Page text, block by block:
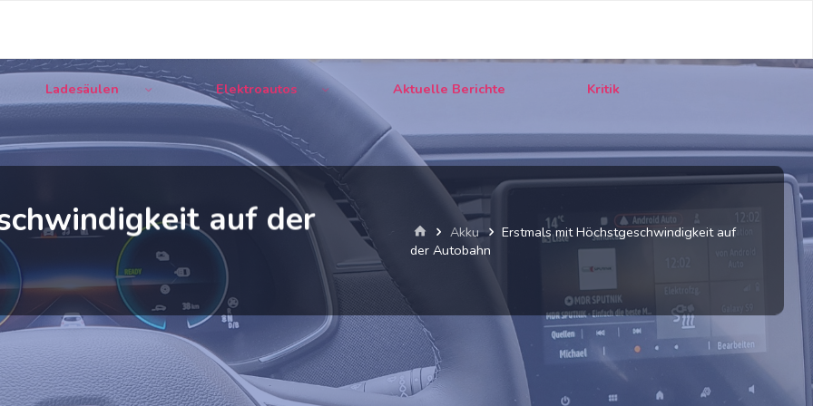
Ladesäulen Elektroautos Aktuelle Berichte Kritik
auf der
StartAkku
Erstmals mit Höchstgeschwindigkeit auf
der Autobahn